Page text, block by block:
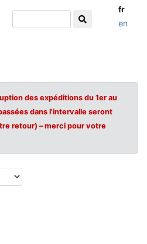
fr
en
des expéditions du 1er au
dans l'intervalle seront
retour) – merci pour votre